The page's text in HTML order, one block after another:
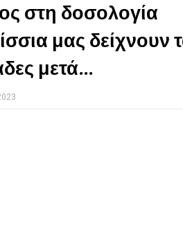
στη δοσολογία
μας δείχνουν
μετά...